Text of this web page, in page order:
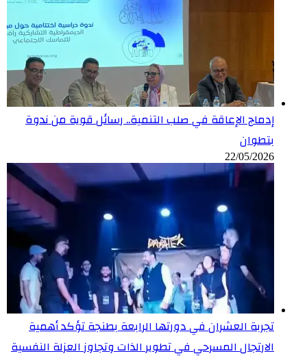
إدماج الإعاقة في صلب التنمية.. رسائل قوية من ندوة
بتطوان
22/05/2026
تجربة العشران في دورتها الرابعة بطنجة تؤكد أهمية
الارتجال المسرحي في تطوير الذات وتجاوز العزلة النفسية